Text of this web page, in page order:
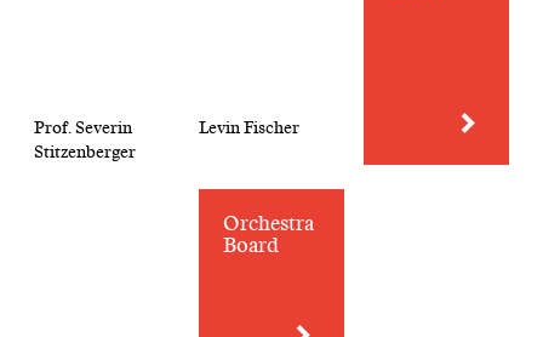
Prof. Severin
Stitzenberger
Levin Fischer
Orchestra
Board